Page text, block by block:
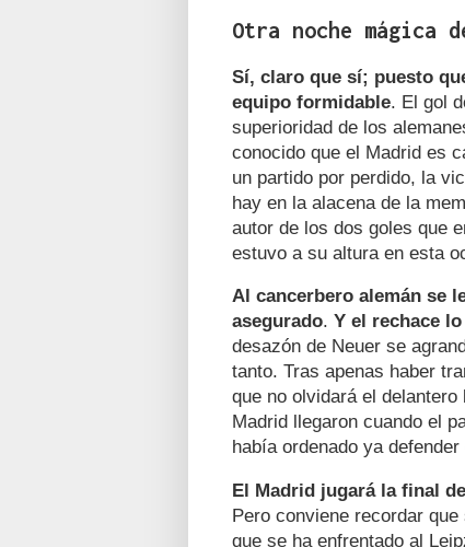
Otra noche
Sí, claro que sí; puesto
equipo formidable. El gol
superioridad de los
conocido que el Madrid es
un partido por perdido, la
hay en la alacena de la
autor de los dos goles que
estuvo a su altura en esta
Al cancerbero alemán se
asegurado. Y el rechace lo
desazón de Neuer se
tanto. Tras apenas haber
que no olvidará el
Madrid llegaron cuando el
había ordenado ya
El Madrid jugará la final
Pero conviene recordar
que se ha enfrentado al